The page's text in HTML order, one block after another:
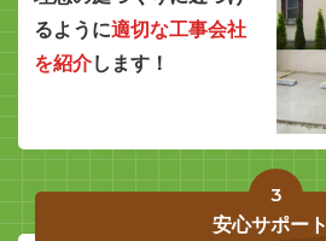
るように適切な工事会社
を紹介します！
3
安心サポート